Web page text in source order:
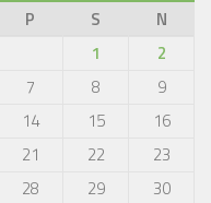
P S
N
1
2
7 8
9
14 15
16
21 22
23
28 29
30